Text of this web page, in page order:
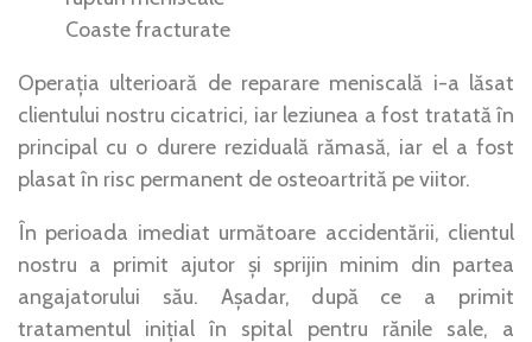
Coaste fracturate
Operația ulterioară de reparare meniscală i-a lăsat
clientului nostru cicatrici, iar leziunea a fost tratată în
principal cu o durere reziduală rămasă, iar el a fost
plasat în risc permanent de osteoartrită pe viitor.
În perioada imediat următoare accidentării, clientul
nostru a primit ajutor și sprijin minim din partea
angajatorului său. Așadar, după ce a primit
tratamentul inițial în spital pentru rănile sale, a